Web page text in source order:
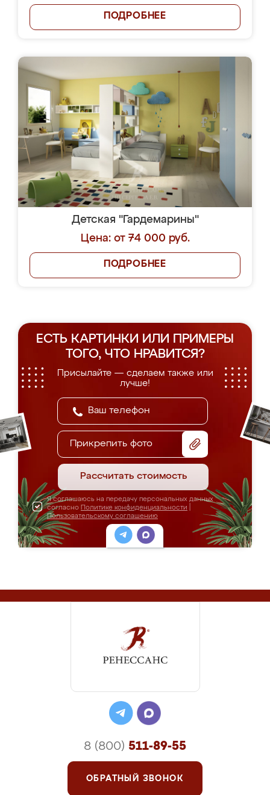
ПОДРОБНЕЕ
Детская "Гардемарины"
Цена: от 74 000 руб.
ПОДРОБНЕЕ
ЕСТЬ КАРТИНКИ ИЛИ ПРИМЕРЫ
ТОГО, ЧТО НРАВИТСЯ?
Присылайте — сделаем также или
лучше!
Прикрепить фото
Рассчитать стоимость
Я соглашаюсь на передачу персональных данных
согласно Политике конфиденциальности
Пользовательскому соглашению
8 (800) 511-89-55
ОБРАТНЫЙ ЗВОНОК